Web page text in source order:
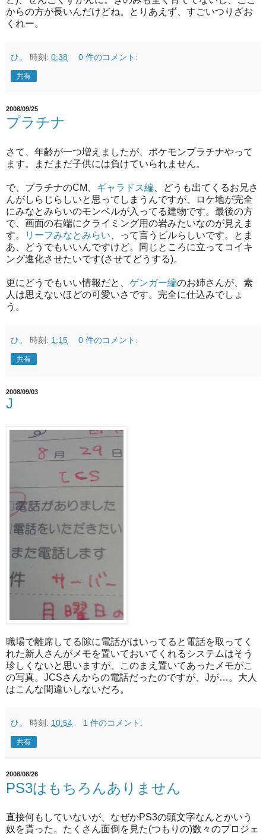
からの方が長いんだけどね。とりあえず、すごいつりざお
くれー。
ひ。 時刻: 0:38 0 件のコメント:
共有
2008/09/25
プラチナ
さて、年齢が一つ増えましたが、ポケモンプラチナやって
ます。まだまだ子供には負けていられません。
で、プラチナのCM、 ギャラドス編 、どうも出てくるお兄さ
んがしらじらしいと思ってしまうんですが、ロケ地が完全
にみなとみらいのモンベルが入ってる建物です。最後の方
で、画面の右端にクライミング用の岩みたいなのが見えま
す。
リーフみなとみらい 、って言うビルらしいです。とま
あ、どうでもいいんですけど。同じところに立ってコイキ
ング進化させたいです(させてどうする)。
更にどうでもいい情報だと、 ゲンガー編のお姉さんが、素
人は思えないほどの可愛いさです。完全に仕込みでしょ
う。
ひ。 時刻: 1:15 0 件のコメント:
共有
2008/09/03
J
職場で離席してる隙に電話がはいってると電話を取ってく
れた新人さんがメモを置いておいてくれるシステムはそう
珍しくないと思いますが、このまえ置いてあったメモがこ
の写真。JCSさんからの電話だったのですが、Jが…。大人
はこんな間違いしないだろ。
ひ。 時刻: 10:54 1 件のコメント:
共有
2008/08/26
PS3はもちろんありません
直接何もしていないが、なぜかPS3の頭文字なんとかいう
奴を貰った。たくさん面倒を見た(つもりの)数々のプロジェ